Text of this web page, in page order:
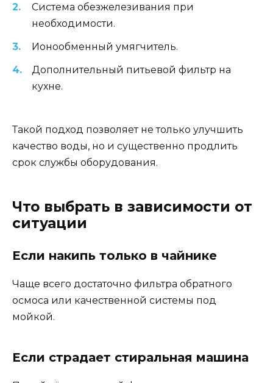
Система обезжелезивания при
необходимости.
Ионообменный умягчитель.
Дополнительный питьевой фильтр на
кухне.
Такой подход позволяет не только улучшить
качество воды, но и существенно продлить
срок службы оборудования.
Что выбрать в зависимости от
ситуации
Если накипь только в чайнике
Чаще всего достаточно фильтра обратного
осмоса или качественной системы под
мойкой.
Если страдает стиральная машина